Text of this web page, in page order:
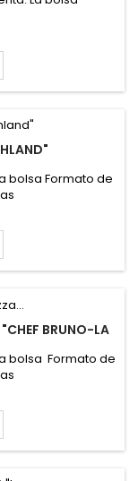
bolsa Formato de
BRUNO-LA
bolsa Formato de